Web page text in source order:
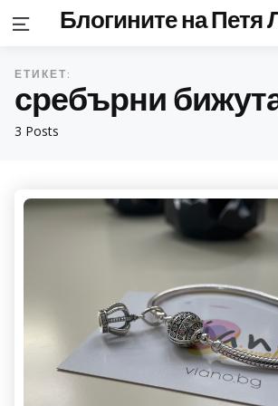
MenuБлогините на Петя
3 Posts
ЕТИКЕТ:
сребърни